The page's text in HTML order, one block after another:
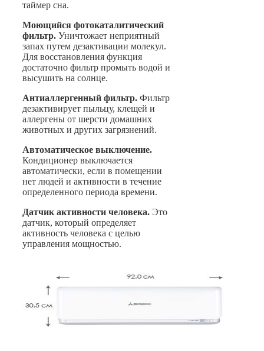
таймер сна.
Моющийся фотокаталитический
фильтр. Уничтожает неприятный
запах путем дезактивации молекул.
Для восстановления функция
достаточно фильтр промыть водой и
высушить на солнце.
Антиаллергенный фильтр. Фильтр
дезактивирует пыльцу, клещей и
аллергены от шерсти домашних
животных и других загрязнений.
Автоматическое выключение.
Кондиционер выключается
автоматически, если в помещении
нет людей и активности в течение
определенного периода времени.
Датчик активности человека. Это
датчик, который определяет
активность человека с целью
управления мощностью.